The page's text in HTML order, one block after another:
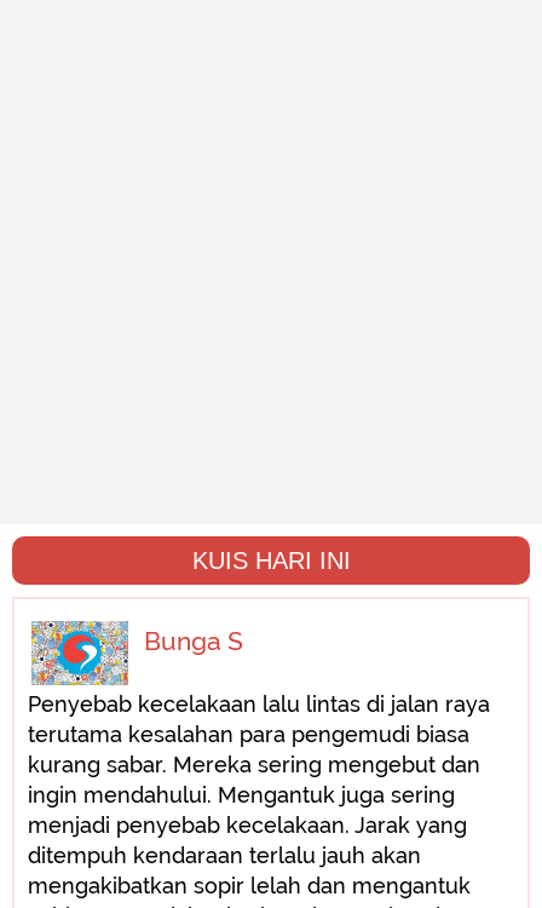
KUIS HARI INI
Bunga S
Penyebab kecelakaan lalu lintas di jalan raya
terutama kesalahan para pengemudi biasa
kurang sabar. Mereka sering mengebut dan
ingin mendahului. Mengantuk juga sering
menjadi penyebab kecelakaan. Jarak yang
ditempuh kendaraan terlalu jauh akan
mengakibatkan sopir lelah dan mengantuk